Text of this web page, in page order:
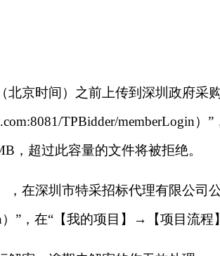
京时间）之前上传到深圳政府采
TPBidder/memberLogin
，超过此容量的文件将被拒绝。
在深圳市特采招标代理有限公司
）”，在“【我的项目】→【项目流